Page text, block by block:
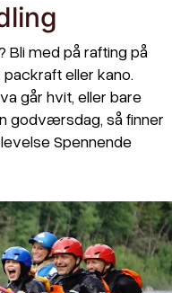
Bli med på rafting på
eller kano.
går hvit, eller bare
godværsdag, så finner
Spennende